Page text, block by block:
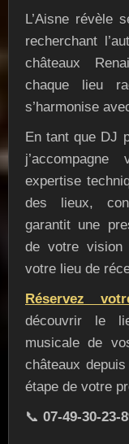
L’Aisne révèle
recherchant
châteaux
chaque lieu
s’harmonise
En tant que DJ
expertise
des lieux,
garantit une
de votre vision
votre lieu de
Réservez
découvrir le
musicale de
châteaux
étape de votre
📞 07-49-30-23-